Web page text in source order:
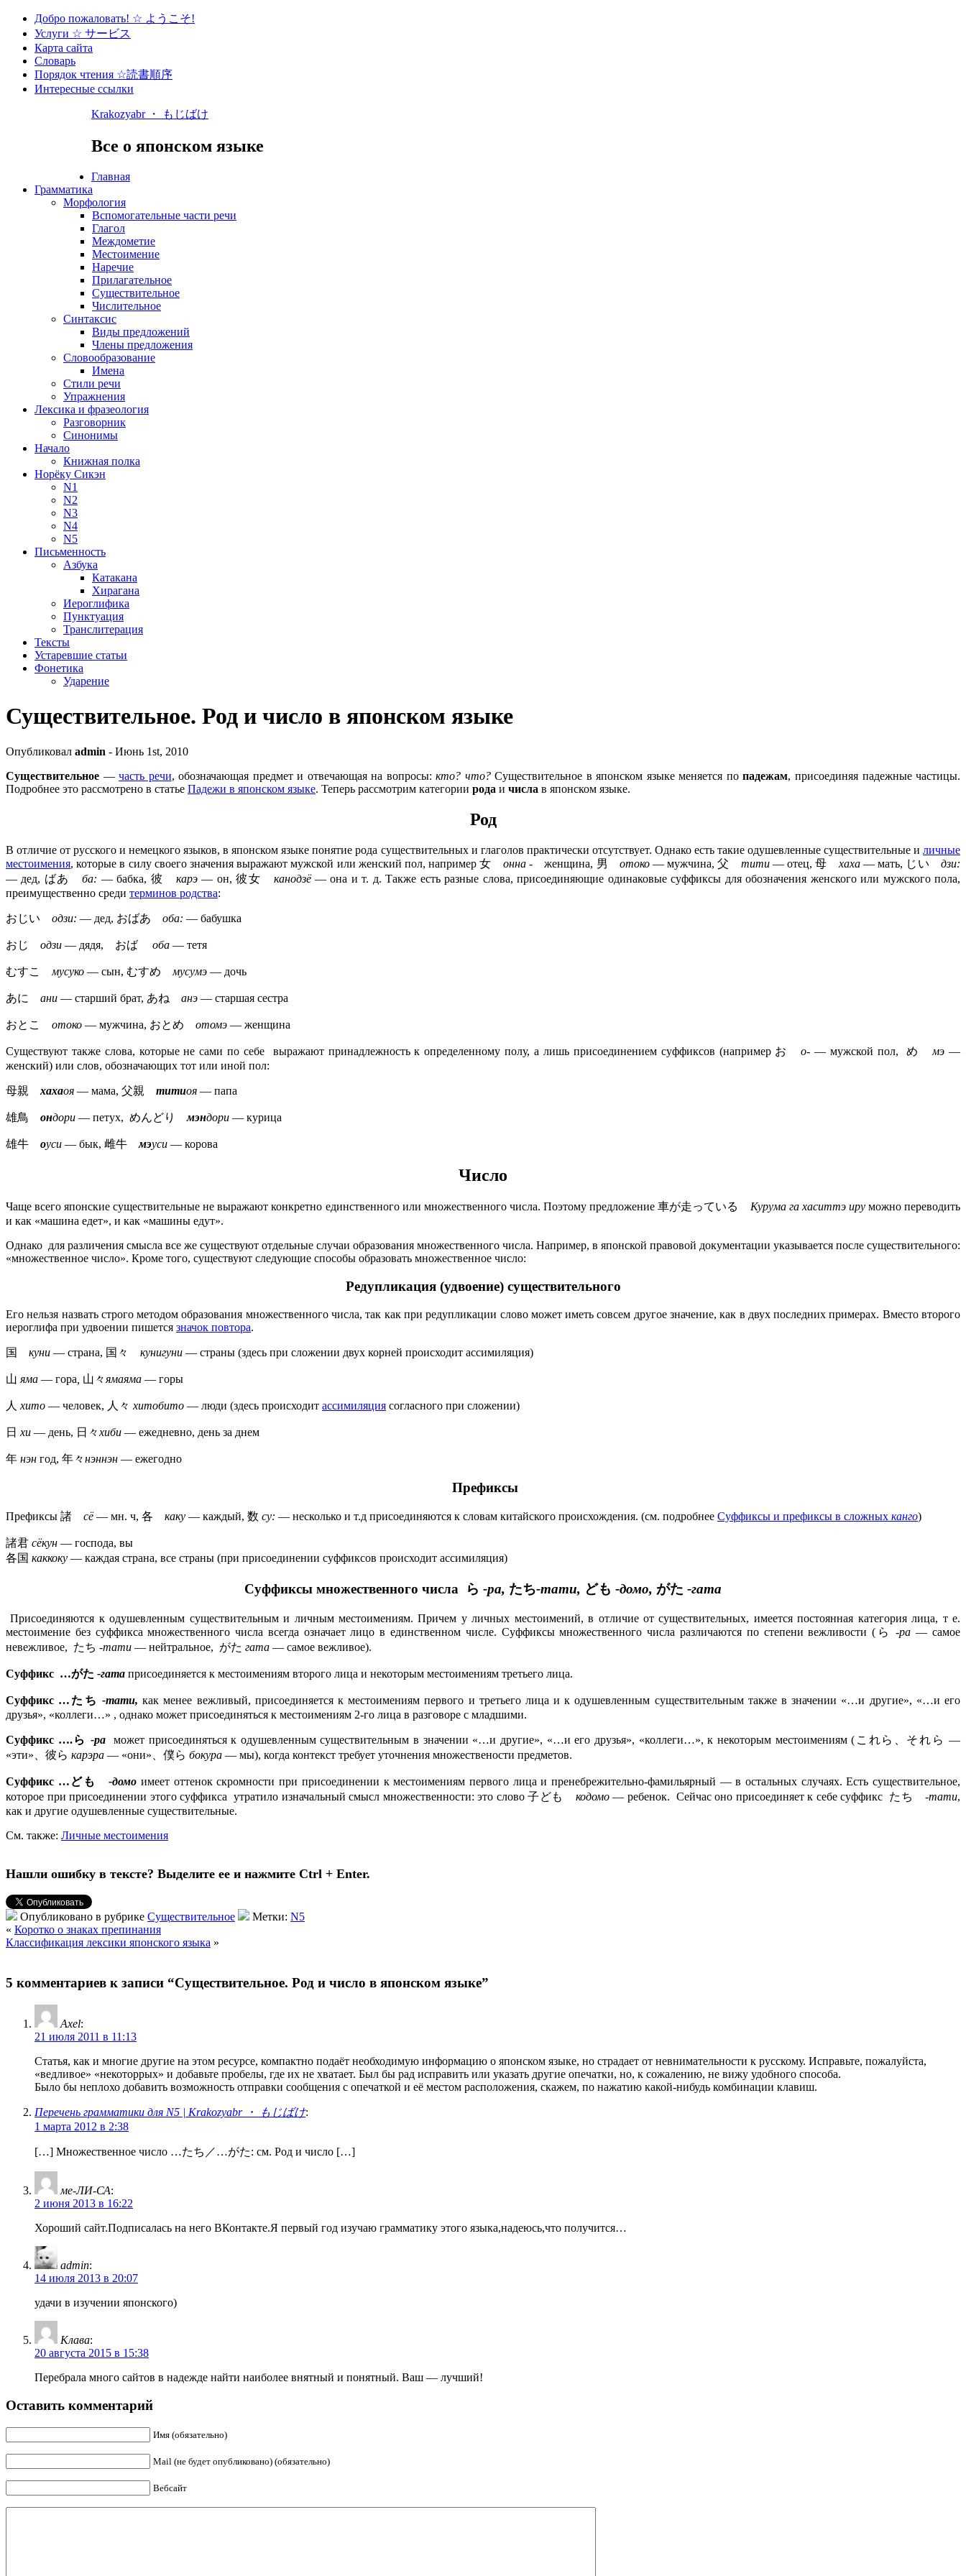
Добро пожаловать! ☆ ようこそ!
Услуги ☆ サービス
Карта сайта
Словарь
Порядок чтения ☆読書順序
Интересные ссылки
Krakozyabr ・ もじばけ
Все о японском языке
Главная
Грамматика
Морфология
Вспомогательные части речи
Глагол
Междометие
Местоимение
Наречие
Прилагательное
Существительное
Числительное
Синтаксис
Виды предложений
Члены предложения
Словообразование
Имена
Стили речи
Упражнения
Лексика и фразеология
Разговорник
Синонимы
Начало
Книжная полка
Норёку Сикэн
N1
N2
N3
N4
N5
Письменность
Азбука
Катакана
Хирагана
Иероглифика
Пунктуация
Транслитерация
Тексты
Устаревшие статьи
Фонетика
Ударение
Существительное. Род и число в японском языке
Опубликовал admin - Июнь 1st, 2010
Существительное —часть речи, обозначающая предмет и отвечающая на вопросы:кто? что?Существительное в японском языке меняется попадежам, присоединяя падежные частицы.
Подробнее это рассмотрено в статье Падежи в японском языке. Теперь рассмотрим категории рода и числа в японском языке.
Род
В отличие от русского и немецкого языков, в японском языке понятие рода существительных и глаголов практически отсутствует. Однако есть такие одушевленные существительные и личные
местоимения, которые в силу своего значения выражают мужской или женский пол, например 女 онна- женщина, 男 отоко— мужчина, 父 тити— отец, 母 хаха— мать, じいдзи:
— дед, ばあба: — бабка, 彼 карэ— он, 彼女 канодзё— она и т. д. Также есть разные слова, присоединяющие одинаковые суффиксы для обозначения женского или мужского пола,
преимущественно среди терминов родства:
おじい одзи: — дед, おばあ оба: — бабушка
おじ одзи — дядя, おば оба — тетя
むすこ мусуко — сын, むすめ мусумэ — дочь
あに ани — старший брат, あね анэ — старшая сестра
おとこ отоко — мужчина, おとめ отомэ — женщина
Существуют также слова, которые не сами по себе выражают принадлежность к определенному полу, а лишь присоединением суффиксов (например おо- — мужской пол, め мэ —
женский) или слов, обозначающих тот или иной пол:
母親 хахаоя — мама, 父親 титиоя — папа
雄鳥 ондори — петух, めんどりмэндори — курица
雄牛 оуси — бык, 雌牛мэуси — корова
Число
Чаще всего японские существительные не выражают конкретно единственного или множественного числа. Поэтому предложение 車が走っている Курума га хаситтэ ируможно переводить
и как «машина едет», и как «машины едут».
Однако для различения смысла все же существуют отдельные случаи образования множественного числа. Например, в японской правовой документации указывается после существительного:
«множественное число». Кроме того, существуют следующие способы образовать множественное число:
Редупликация (удвоение) существительного
Его нельзя назвать строго методом образования множественного числа, так как при редупликации слово может иметь совсем другое значение, как в двух последних примерах. Вместо второго
иероглифа при удвоении пишется значок повтора.
国 куни — страна, 国々 кунигуни — страны (здесь при сложении двух корней происходит ассимиляция)
山 яма — гора 山々ямаяма — горы
人 хито — человек, 人々 хитобито — люди (здесь происходит ассимиляция согласного при сложении)
日 хи — день, 日々хиби — ежедневно, день за днем
年 нэн год, 年々нэннэн — ежегодно
Префиксы
Префиксы 諸 сё— мн. ч, 各 каку — каждый, 数 су: — несколько и т.д присоединяются к словам китайского происхождения. (см. подробнее Суффиксы и префиксы в сложных канго)
諸君 сёкун — господа, вы
各国 каккоку — каждая страна, все страны (при присоединении суффиксов происходит ассимиляция)
Суффиксы множественного числа ら -ра, たち-тати, ども -домо, がた -гата
Присоединяются к одушевленным существительным и личным местоимениям.Причем у личных местоимений, в отличие от существительных, имеется постоянная категория лица, т е.
местоимение без суффикса множественного числа всегда означает лицо в единственном числе. Суффиксы множественного числа различаются по степени вежливости (ら-ра — самое
невежливое, たち -тати — нейтральное, がた гата — самое вежливое).
Суффикс …がた -гата присоединяется к местоимениям второго лица и некоторым местоимениям третьего лица.
Суффикс …たち -тати, как менее вежливый, присоединяется к местоимениям первого и третьего лица и к одушевленным существительнымтакже в значении «…и другие», «…и его
друзья», «коллеги…» , однако может присоединяться к местоимениям 2-го лица в разговоре с младшими.
Суффикс ….ら -ра
может присоединяться к одушевленным существительным в значении «…и другие», «…и его друзья», «коллеги…», к некоторым местоимениям (これら、それら —
«эти»、彼ら карэра — «они»、僕ら бокура — мы), когда контекст требует уточнения множествености предметов.
Суффикс …ども-домо имеет оттенок скромности при присоединении к местоимениям первого лица и пренебрежительно-фамильярный — в остальных случаях. Есть существительное,
которое при присоединении этого суффикса утратило изначальный смысл множественности: это слово 子ども кодомо— ребенок. Сейчас оно присоединяет к себе суффикс たち-тати,
как и другие одушевленные существительные.
См. также: Личные местоимения
Нашли ошибку в тексте? Выделите ее и нажмите Ctrl + Enter.
Опубликовано в рубрике Существительное Метки: N5
« Коротко о знаках препинания
Классификация лексики японского языка »
5 комментариев к записи “Существительное. Род и число в японском языке”
Axel:
21 июля 2011 в 11:13
Статья, как и многие другие на этом ресурсе, компактно подаёт необходимую информацию о японском языке, но страдает от невнимательности к русскому. Исправьте, пожалуйста,
«ведливое» «некоторрых» и добавьте пробелы, где их не хватает. Был бы рад исправить или указать другие опечатки, но, к сожалению, не вижу удобного способа.
Было бы неплохо добавить возможность отправки сообщения с опечаткой и её местом расположения, скажем, по нажатию какой-нибудь комбинации клавиш.
Перечень грамматики для N5 | Krakozyabr ・ もじばけ:
1 марта 2012 в 2:38
[…] Множественное число …たち／…がた: см. Род и число […]
ме-ЛИ-СА:
2 июня 2013 в 16:22
Хороший сайт.Подписалась на него ВКонтакте.Я первый год изучаю грамматику этого языка,надеюсь,что получится…
admin:
14 июля 2013 в 20:07
удачи в изучении японского)
Клава:
20 августа 2015 в 15:38
Перебрала много сайтов в надежде найти наиболее внятный и понятный. Ваш — лучший!
Оставить комментарий
Имя (обязательно)
Mail (не будет опубликовано) (обязательно)
Вебсайт